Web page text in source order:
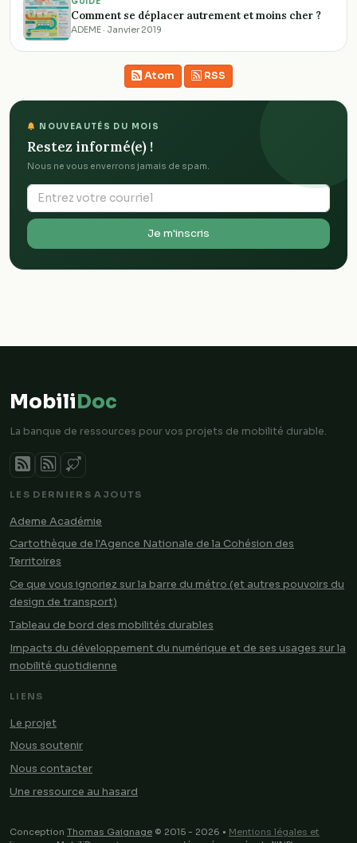
Comment se déplacer autrement et moins cher ?
ADEME · Janvier 2019
Atom RSS
NOUVEAUTÉS DU MOIS
Restez informé(e) !
Nous ne vous enverrons jamais de spam.
Je m'inscris
MobiliDoc
La banque de ressources pour vos projets de mobilité durable.
LES DERNIERS AJOUTS
Ademe Académie
Cartothèque de l'Agence Nationale de la Cohésion des
Territoires
Ce que vous ignoriez sur la barre du métro (et autres pouvoirs du
design de transport)
Tableau de bord des mobilités durables
Impacts du développement du numérique et de ses usages sur la
mobilité quotidienne
LIENS
Le projet
Nous soutenir
Nous contacter
Une ressource au hasard
Conception Thomas Gaignage © 2015 - 2026 • Mentions légales et